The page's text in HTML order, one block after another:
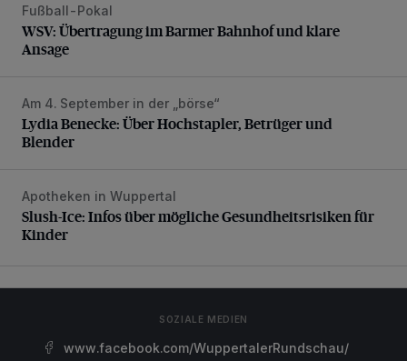
WSV: Übertragung im Barmer Bahnhof und klare Ansage
Fußball-Pokal
WSV: Übertragung im Barmer Bahnhof und klare
Ansage
Lydia Benecke: Über Hochstapler, Betrüger und Blender
Am 4. September in der „börse“
Lydia Benecke: Über Hochstapler, Betrüger und
Blender
Slush-Ice: Infos über mögliche Gesundheitsrisiken für
Apotheken in Wuppertal
Slush-Ice: Infos über mögliche Gesundheitsrisiken für
Kinder
SOZIALE MEDIEN
www.facebook.com/WuppertalerRundschau/